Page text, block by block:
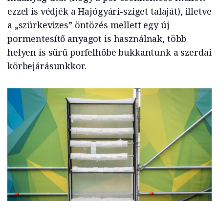
ezzel is védjék a Hajógyári-sziget talaját), illetve
a „szürkevizes” öntözés mellett egy új
pormentesítő anyagot is használnak, több
helyen is sűrű porfelhőbe bukkantunk a szerdai
körbejárásunkkor.